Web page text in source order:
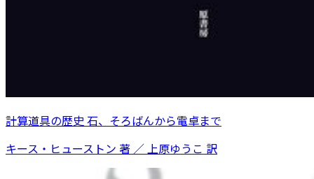
計算道具の歴史 石、そろばんから電卓まで
キース・ヒューストン 著 ／ 上原ゆうこ 訳